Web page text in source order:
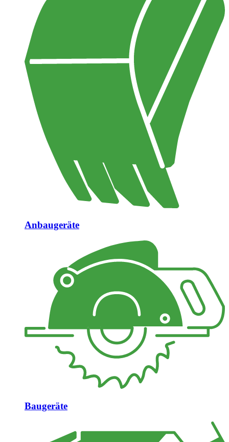
Anbaugeräte
Baugeräte